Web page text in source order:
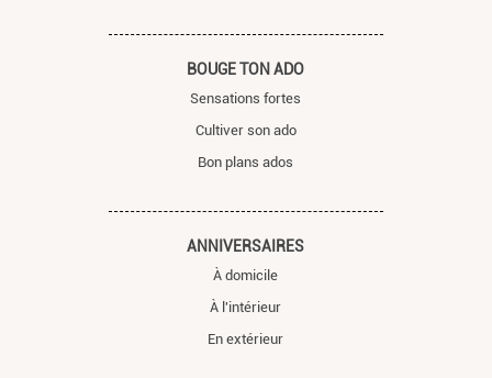
BOUGE TON ADO
Sensations fortes
Cultiver son ado
Bon plans ados
ANNIVERSAIRES
À domicile
À l'intérieur
En extérieur